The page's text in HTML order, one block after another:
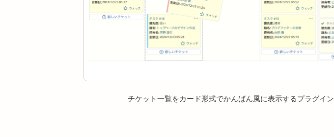
チケット一覧をカード形式でかんばん風に表示するプラグイン